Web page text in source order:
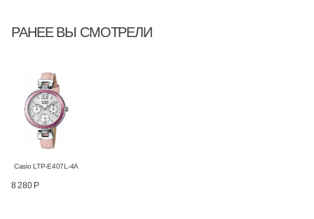
РАНЕЕ ВЫ СМОТРЕЛИ
Casio LTP-E407L-4A
8 280 Р